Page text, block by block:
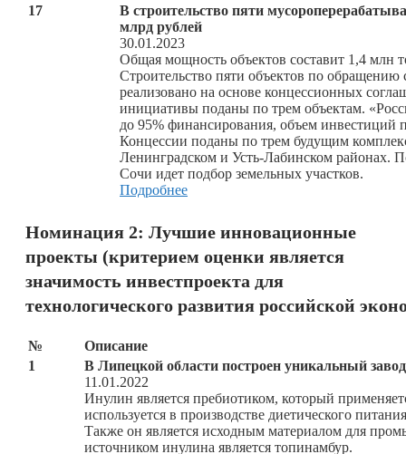
17
В строительство пяти
млрд рублей
30.01.2023
Общая мощность объектов составит 1,4 млн
Строительство пяти объектов по
реализовано на основе концессионных
инициативы поданы по трем объектам.
до 95% финансирования, объем инвестиций
Концессии поданы по трем будущим
Ленинградском и Усть-Лабинском районах.
Сочи идет подбор земельных участков.
Подробнее
Номинация 2: Лучшие инновационные
проекты (критерием оценки является
значимость инвестпроекта для
технологического развития российской
№
Описание
1
В Липецкой области построен уникальный
11.01.2022
Инулин является пребиотиком, который
используется в производстве диетического
Также он является исходным материалом для
источником инулина является топинамбур.